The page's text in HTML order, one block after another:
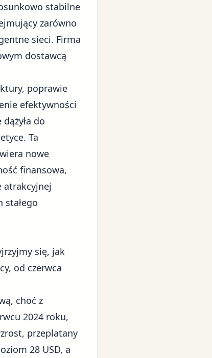
stabilne
zarówno
sieci. Firma
dostawcą
poprawie
efektywności
do
Ta
nowe
finansowa,
atrakcyjnej
się, jak
od czerwca
choć z
2024 roku,
przeplatany
28 USD, a